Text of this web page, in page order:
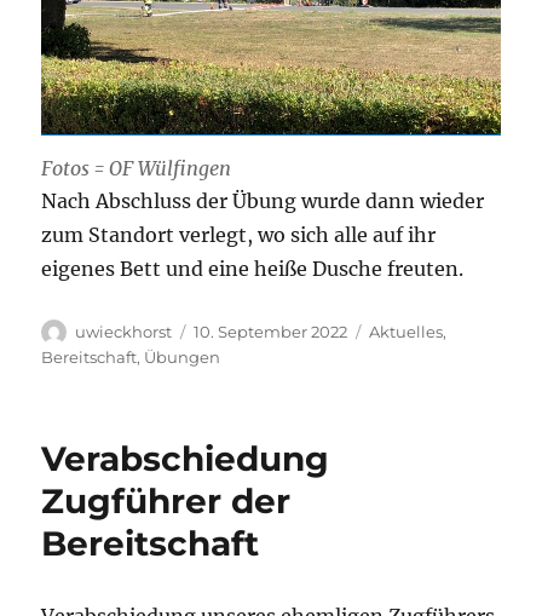
Fotos = OF Wülfingen
Nach Abschluss der Übung wurde dann wieder
zum Standort verlegt, wo sich alle auf ihr
eigenes Bett und eine heiße Dusche freuten.
Autor
uwieckhorst
Veröffentlicht
am
10. September 2022 Kategorien
Aktuelles,
Bereitschaft, Übungen
Verabschiedung
Zugführer der
Bereitschaft